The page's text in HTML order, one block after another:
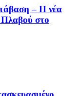
– Η νέα
στο